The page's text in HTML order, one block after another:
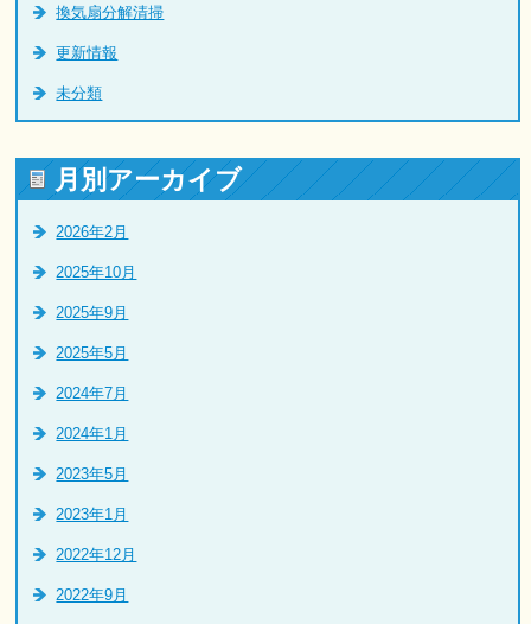
換気扇分解清掃
更新情報
未分類
月別アーカイブ
2026年2月
2025年10月
2025年9月
2025年5月
2024年7月
2024年1月
2023年5月
2023年1月
2022年12月
2022年9月